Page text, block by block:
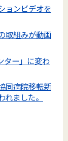
ョンビデオを
取組みが動画
ター」に変わ
同病院移転新
ました。